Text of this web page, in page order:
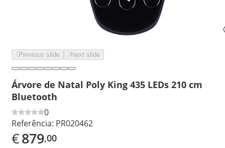
Previous slide Next slide
Árvore de Natal Poly King 435 LEDs 210 cm
Bluetooth
0
Referência: PR020462
€879,00